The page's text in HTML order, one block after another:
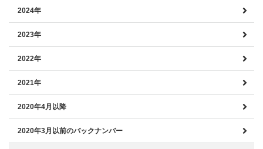
2024年
2023年
2022年
2021年
2020年4月以降
2020年3月以前のバックナンバー